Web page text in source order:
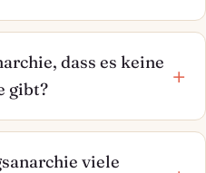
dass es keine
gibt?
viele